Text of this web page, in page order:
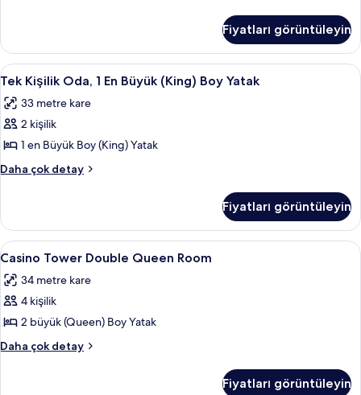
hakkında
daha
fazla
Fiyatları görüntüleyin
Tek
Kişilik
Oda,
1
En
Büyük
Yatak
için
tüm
fotoğrafları
görün
Odada kasa, masa, güneşlik/perde,
3
Tek Kişilik Oda, 1 En Büyük (King) Boy Yatak
33 metre kare
2 kişilik
1 en Büyük Boy (King) Yatak
Daha çok detay
Tek
En
Büyük
(King)
Yatak
hakkında
fazla
detay
Fiyatları görüntüleyin
Casino
Tower
Double
Queen
Room
için
Casino Tower Double Queen Room
4
Casino Tower Double Queen Room
34 metre kare
4 kişilik
2 büyük (Queen) Boy Yatak
Daha çok detay
Casino
Fiyatları görüntüleyin